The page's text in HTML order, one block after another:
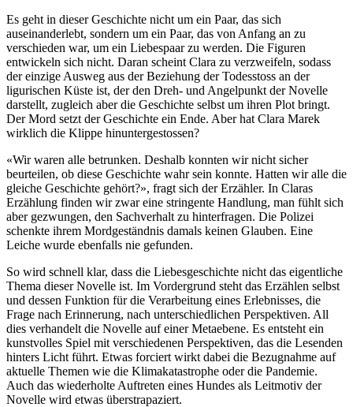
Es geht in dieser Geschichte nicht um ein Paar, das sich
auseinanderlebt, sondern um ein Paar, das von Anfang an zu
verschieden war, um ein Liebespaar zu werden. Die Figuren
entwickeln sich nicht. Daran scheint Clara zu verzweifeln, sodass
der einzige Ausweg aus der Beziehung der Todesstoss an der
ligurischen Küste ist, der den Dreh- und Angelpunkt der Novelle
darstellt, zugleich aber die Geschichte selbst um ihren Plot bringt.
Der Mord setzt der Geschichte ein Ende. Aber hat Clara Marek
wirklich die Klippe hinuntergestossen?
«Wir waren alle betrunken. Deshalb konnten wir nicht sicher
beurteilen, ob diese Geschichte wahr sein konnte. Hatten wir alle die
gleiche Geschichte gehört?», fragt sich der Erzähler. In Claras
Erzählung finden wir zwar eine stringente Handlung, man fühlt sich
aber gezwungen, den Sachverhalt zu hinterfragen. Die Polizei
schenkte ihrem Mordgeständnis damals keinen Glauben. Eine
Leiche wurde ebenfalls nie gefunden.
So wird schnell klar, dass die Liebesgeschichte nicht das eigentliche
Thema dieser Novelle ist. Im Vordergrund steht das Erzählen selbst
und dessen Funktion für die Verarbeitung eines Erlebnisses, die
Frage nach Erinnerung, nach unterschiedlichen Perspektiven. All
dies verhandelt die Novelle auf einer Metaebene. Es entsteht ein
kunstvolles Spiel mit verschiedenen Perspektiven, das die Lesenden
hinters Licht führt. Etwas forciert wirkt dabei die Bezugnahme auf
aktuelle Themen wie die Klimakatastrophe oder die Pandemie.
Auch das wiederholte Auftreten eines Hundes als Leitmotiv der
Novelle wird etwas überstrapaziert.